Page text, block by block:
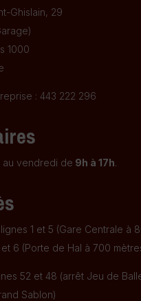
Ghislain, 29
1000
: 443 222 296
au vendredi de 9h à 17h.
lignes 1 et 5 (Gare Centrale à
6 (Porte de Hal à 700
52 et 48 (arrêt Jeu de
Sablon)